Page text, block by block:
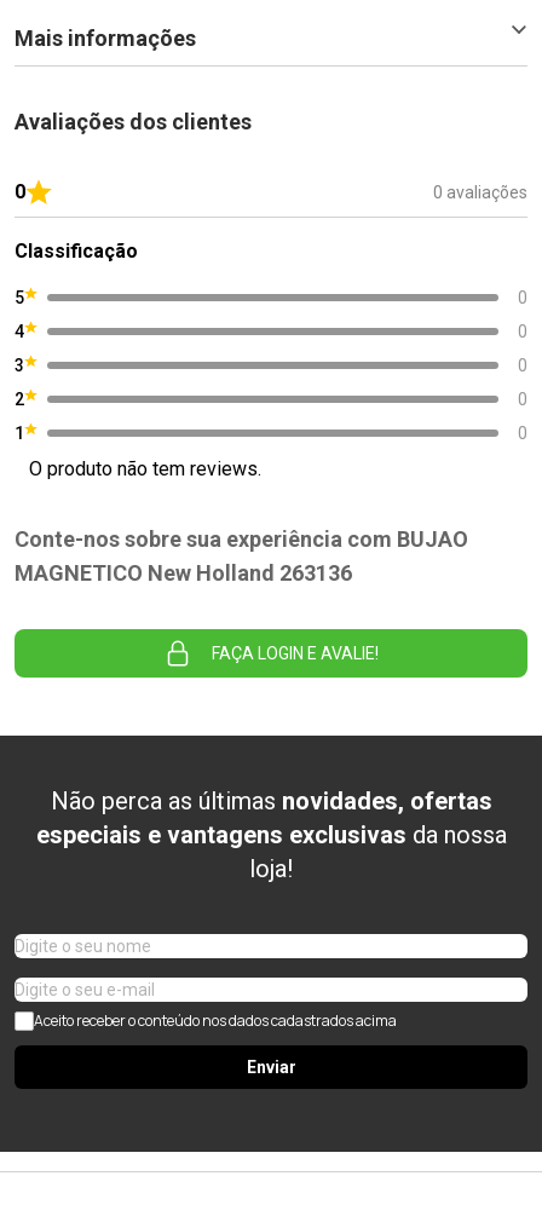
Mais informações
Avaliações dos clientes
0 0 avaliações
Classificação
5
0
4
0
3
0
2
0
1
0
O produto não tem reviews.
Conte-nos sobre sua experiência com BUJAO
MAGNETICO New Holland 263136
FAÇA LOGIN E AVALIE!
Não perca as últimas novidades, ofertas
especiais e vantagens exclusivas da nossa
loja!
Aceito receber o conteúdo nos dados cadastrados acima
Enviar